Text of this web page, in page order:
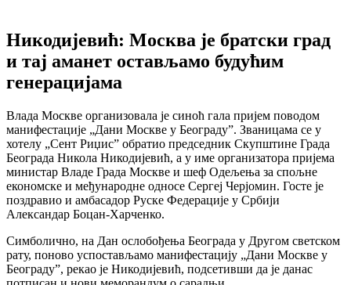
Никодијевић: Москва је братски град
и тај аманет остављамо будућим
генерацијама
Влада Москве организовала је синоћ гала пријем поводом
манифестације „Дани Москве у Београду”. Званицама се у
хотелу „Сент Риџис” обратио председник Скупштине Града
Београда Никола Никодијевић, а у име организатора пријема
министар Владе Града Москве и шеф Одељења за спољне
економске и међународне односе Сергеј Черјомин. Госте је
поздравио и амбасадор Руске Федерације у Србији
Александар Боцан-Харченко.
Симболично, на Дан ослобођења Београда у Другом светском
рату, поново успостављамо манифестацију „Дани Москве у
Београду”, рекао је Никодијевић, подсетивши да је данас